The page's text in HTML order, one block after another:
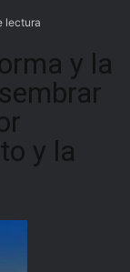
lectura
y la
y la